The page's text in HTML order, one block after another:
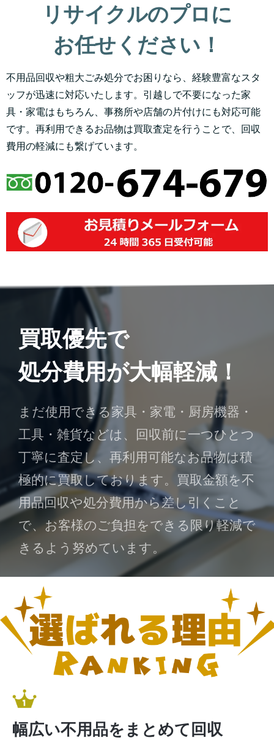
リサイクルのプロに
お任せください！
不用品回収や粗大ごみ処分でお困りなら、経験豊富なスタ
ッフが迅速に対応いたします。引越しで不要になった家
具・家電はもちろん、事務所や店舗の片付けにも対応可能
です。再利用できるお品物は買取査定を行うことで、回収
費用の軽減にも繋げています。
買取優先で
処分費用が大幅軽減！
まだ使用できる家具・家電・厨房機器・
工具・雑貨などは、回収前に一つひとつ
丁寧に査定し、再利用可能なお品物は積
極的に買取しております。買取金額を不
用品回収や処分費用から差し引くこと
で、お客様のご負担をできる限り軽減で
きるよう努めています。
幅広い不用品をまとめて回収